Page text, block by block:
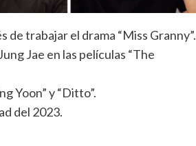
trabajar el drama “Miss Granny”.
Jae en las películas “The
Yoon” y “Ditto”.
del 2023.